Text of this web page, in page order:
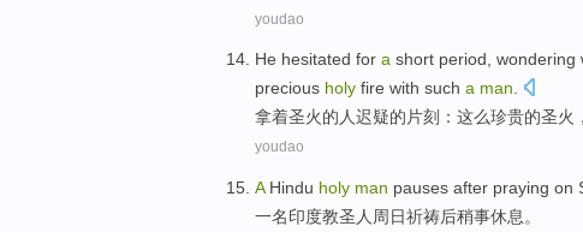
youdao
He hesitated for a short period, wondering
precious holy fire with such a man.
拿着圣火的人迟疑的片刻：这么珍贵的圣火 ，
youdao
A Hindu holy man pauses after praying on
一名印度教圣人 周日祈祷后稍事休息 。